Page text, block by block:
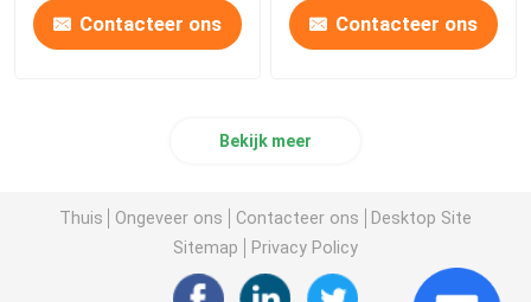
Contacteer ons Contacteer ons
Bekijk meer
Thuis Ongeveer ons Contacteer ons
Desktop Site
Sitemap
Privacy Policy